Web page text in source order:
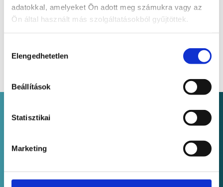
adatokkal, amelyeket Ön adott meg számukra vagy az
Ön által használt más szolgáltatásokból gyűjtöttek.
kiválasztása
Elengedhetetlen
Beállítások
Statisztikai
Marketing
A Novopayment az acquiring szolgáltatók partnere.
Cégnév
Novopayment Kft.